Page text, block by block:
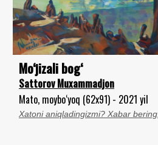
Mo‘jizali bog‘
Sattorov Muxammadjon
Mato, moybo‘yoq (62x91) - 2021 yil
Xatoni aniqladingizmi? Xabar bering.